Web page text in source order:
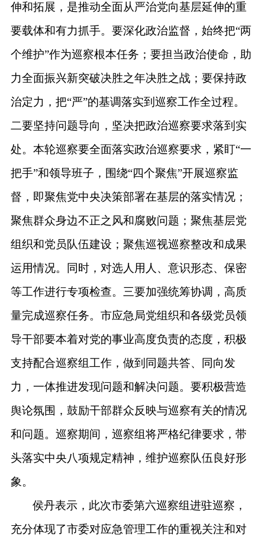
伸和拓展，是推动全面从严治党向基层延伸的重
要载体和有力抓手。要深化政治监督，始终把“两
个维护”作为巡察根本任务；要担当政治使命，助
力全面振兴新突破决胜之年决胜之战；要保持政
治定力，把“严”的基调落实到巡察工作全过程。
二要坚持问题导向，坚决把政治巡察要求落到实
处。本轮巡察要全面落实政治巡察要求，紧盯“一
把手”和领导班子，围绕“四个聚焦”开展巡察监
督，即聚焦党中央决策部署在基层的落实情况；
聚焦群众身边不正之风和腐败问题；聚焦基层党
组织和党员队伍建设；聚焦巡视巡察整改和成果
运用情况。同时，对选人用人、意识形态、保密
等工作进行专项检查。三要加强统筹协调，高质
量完成巡察任务。市应急局党组织和各级党员领
导干部要本着对党的事业高度负责的态度，积极
支持配合巡察组工作，做到同题共答、同向发
力，一体推进发现问题和解决问题。要积极营造
舆论氛围，鼓励干部群众反映与巡察有关的情况
和问题。巡察期间，巡察组将严格纪律要求，带
头落实中央八项规定精神，维护巡察队伍良好形
象。
侯丹表示，此次市委第六巡察组进驻巡察，
充分体现了市委对应急管理工作的重视关注和对